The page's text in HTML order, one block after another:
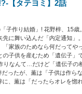
【タテヨミ】2話
子作り結婚」! 花野梓、15歳
先に舞い込んだ「内定通知」
家族のためなら何だってや
の子供を産むため「遺伝子」
りなんて…だけど「遺伝子の
ったが、薫は「子供は作ら
、薫は「だったらオレを惚